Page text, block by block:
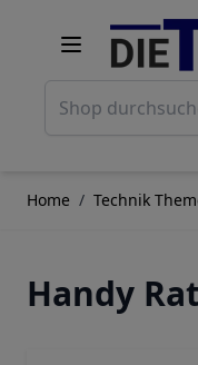
Home / Technik
Handy